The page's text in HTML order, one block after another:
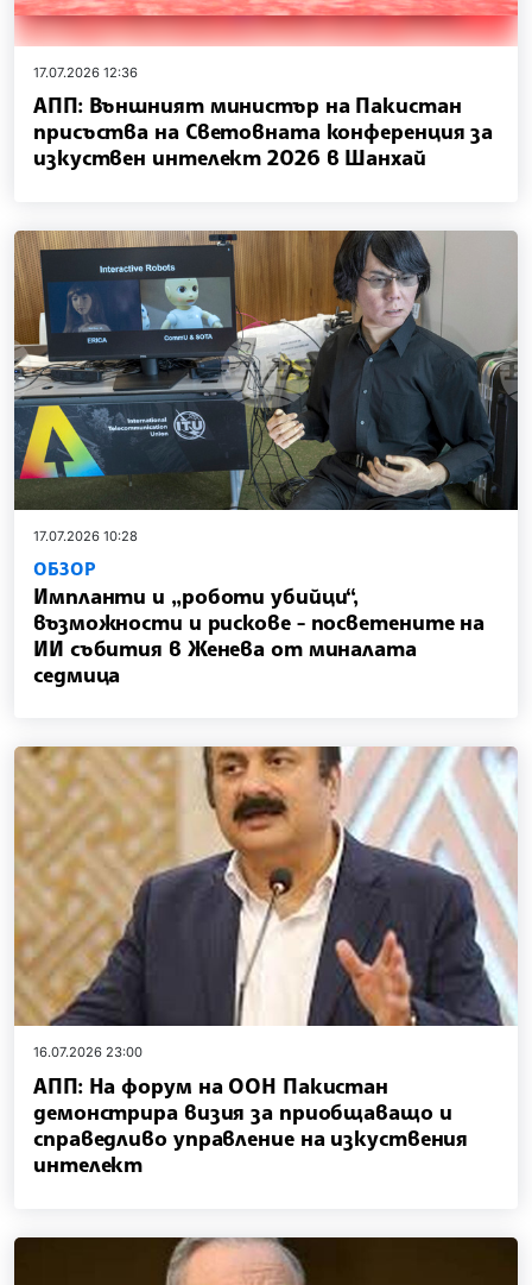
17.07.2026 12:36
АПП: Външният министър на Пакистан
присъства на Световната конференция за
изкуствен интелект 2026 в Шанхай
17.07.2026 10:28
ОБЗОР
Импланти и „роботи убийци“,
възможности и рискове - посветените на
ИИ събития в Женева от миналата
седмица
16.07.2026 23:00
АПП: На форум на ООН Пакистан
демонстрира визия за приобщаващо и
справедливо управление на изкуствения
интелект